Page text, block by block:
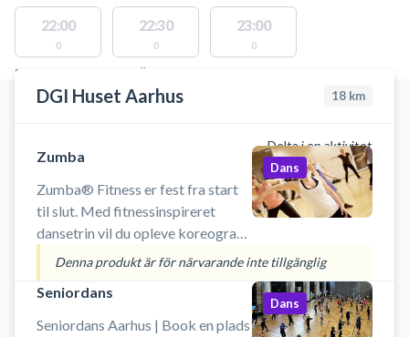
22:00
0
22:30
0
23:00
0
PLATSER MED TILLGÄNGLIGA AKTIVITETER
DGI Huset Aarhus 18 km
Delta i en aktivitet
Zumba
Zumba® Fitness er fest fra start
til slut. Med fitnessinspireret
dansetrin vil du opleve koreografi
fra merengue, samba og salsa. Du
skal forvente masser af sved på
panden, men til gengæld med
masser
Dans
Denna produkt är för närvarande inte tillgänglig
Seniordans
Seniordans Aarhus | Book en plads
Dans